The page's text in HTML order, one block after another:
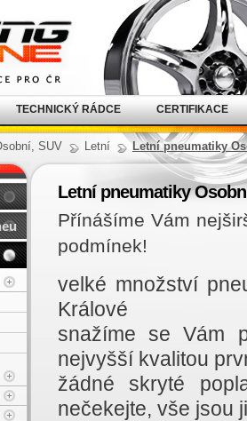
SUV Letní Letní pneumatiky
Letní pneumatiky
Přínášíme Vám
podmínek!
velké množství
Králové
snažíme se Vám
nejvyšší kvalitou
žádné skryté
nečekejte, vše jsou
TECHNICKÝ RÁDCE CERTIFIKACE